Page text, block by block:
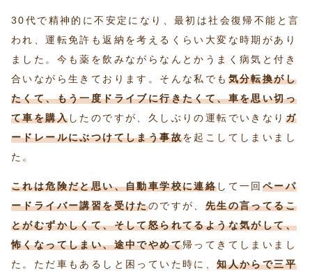
30代で精神的に不安定になり、最初は社会復帰不能と言
われ、運転免許も返納を考えるくらい大変な時期があり
ました。今も薬を飲みながらなんとかうまく病気と付き
合いながら生きております。そんな私でも 気分転換がし
たくて、もう一度ドライブに行きたくて、車を思い切っ
て車を購入したのですが、久しぶりの運転でいきなり ガ
ードレールにぶつけてしまう事故を起こしてしまいまし
た。
これは危険だと思い、自動車学校に連絡して一回 ペーパ
ードライバー講習を受けたのですが、 先生の言ってるこ
とがむずかしくて、そして怒られてるような気がして、
怖くなってしまい、途中でやめて帰ってきてしまいまし
た。ただ車もあるしと困っていた時に、知人からで三平